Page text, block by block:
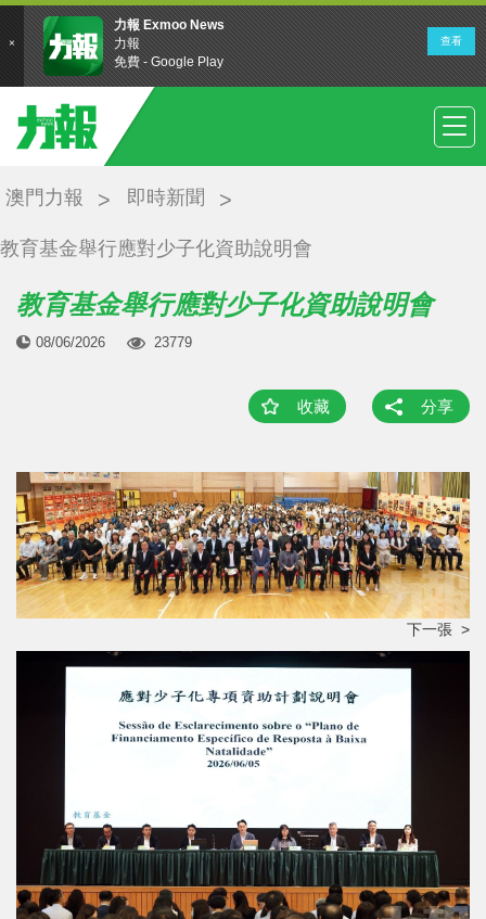
澳門力報 即時新聞
教育基金舉行應對少子化資助說明會
教育基金舉行應對少子化資助說明會
08/06/2026 23779
收藏 分享
下一張 >